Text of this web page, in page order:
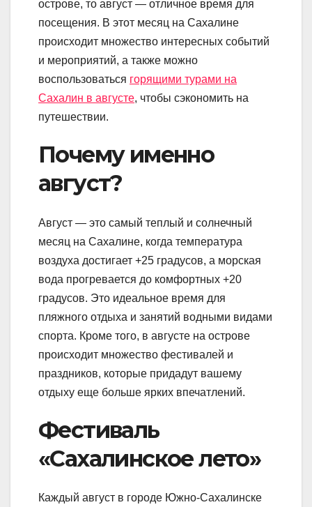
острове, то август — отличное время для
посещения. В этот месяц на Сахалине
происходит множество интересных событий
и мероприятий, а также можно
воспользоваться горящими турами на
Сахалин в августе, чтобы сэкономить на
путешествии.
Почему именно
август?
Август — это самый теплый и солнечный
месяц на Сахалине, когда температура
воздуха достигает +25 градусов, а морская
вода прогревается до комфортных +20
градусов. Это идеальное время для
пляжного отдыха и занятий водными видами
спорта. Кроме того, в августе на острове
происходит множество фестивалей и
праздников, которые придадут вашему
отдыху еще больше ярких впечатлений.
Фестиваль
«Сахалинское лето»
Каждый август в городе Южно-Сахалинске